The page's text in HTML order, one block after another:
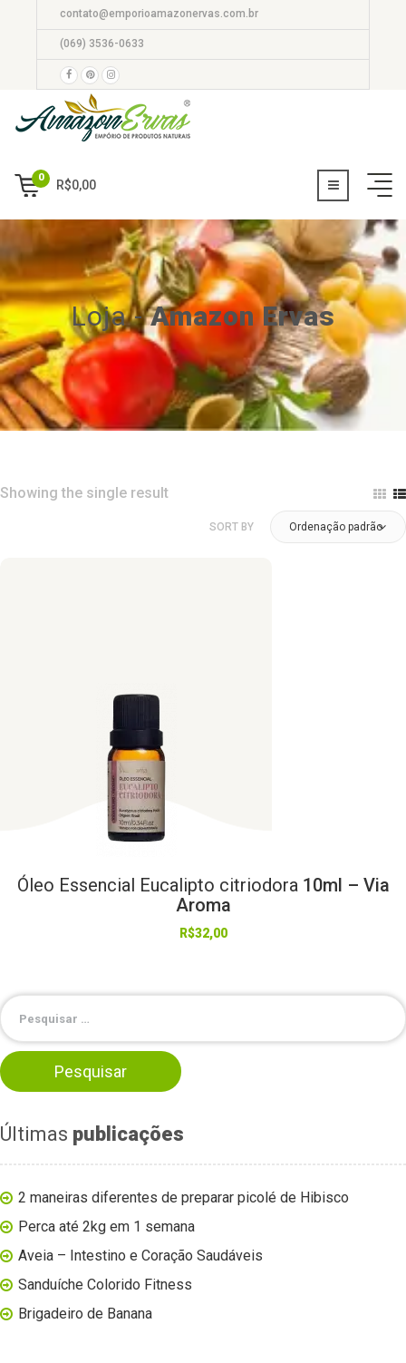
contato@emporioamazonervas.com.br
(069) 3536-0633
0
R$0,00
Loja -Amazon Ervas
Showing the single result
SORT BY Ordenação padrão
Óleo Essencial Eucalipto citriodora10ml – Via
Aroma
R$32,00
Últimas publicações
2 maneiras diferentes de preparar picolé de Hibisco
Perca até 2kg em 1 semana
Aveia – Intestino e Coração Saudáveis
Sanduíche Colorido Fitness
Brigadeiro de Banana